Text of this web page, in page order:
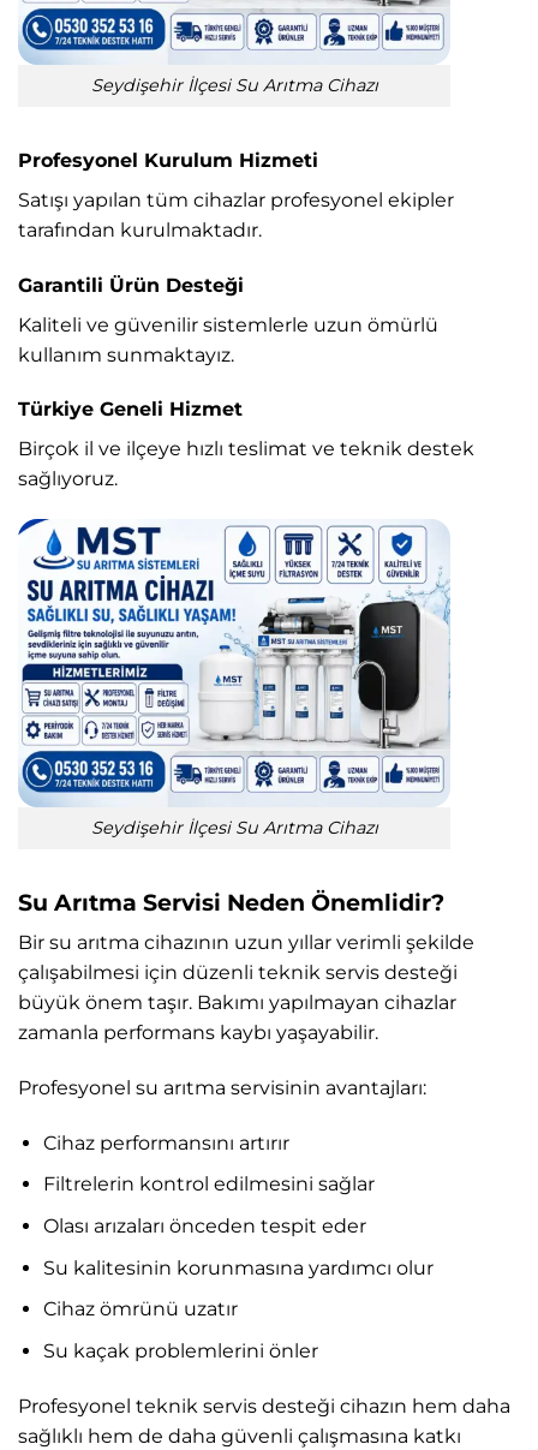
Seydişehir İlçesi Su Arıtma Cihazı
Profesyonel Kurulum Hizmeti
Satışı yapılan tüm cihazlar profesyonel ekipler
tarafından kurulmaktadır.
Garantili Ürün Desteği
Kaliteli ve güvenilir sistemlerle uzun ömürlü
kullanım sunmaktayız.
Türkiye Geneli Hizmet
Birçok il ve ilçeye hızlı teslimat ve teknik destek
sağlıyoruz.
Seydişehir İlçesi Su Arıtma Cihazı
Su Arıtma Servisi Neden Önemlidir?
Bir su arıtma cihazının uzun yıllar verimli şekilde
çalışabilmesi için düzenli teknik servis desteği
büyük önem taşır. Bakımı yapılmayan cihazlar
zamanla performans kaybı yaşayabilir.
Profesyonel su arıtma servisinin avantajları:
Cihaz performansını artırır
Filtrelerin kontrol edilmesini sağlar
Olası arızaları önceden tespit eder
Su kalitesinin korunmasına yardımcı olur
Cihaz ömrünü uzatır
Su kaçak problemlerini önler
Profesyonel teknik servis desteği cihazın hem daha
sağlıklı hem de daha güvenli çalışmasına katkı